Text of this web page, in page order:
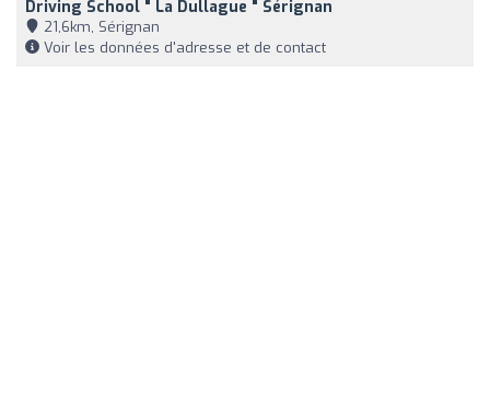
Driving School " La Dullague " Sérignan
21,6km, Sérignan
Voir les données d'adresse et de contact